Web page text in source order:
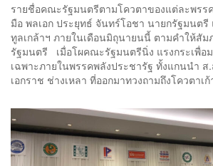
รายชื่อคณะรัฐมนตรีตามโควตาของแต่ละพรรค
มือ พลเอก ประยุทธ์ จันทร์โอชา นายกรัฐมนต
ทูลเกล้าฯ ภายในเดือนมิถุนายนนี้ ตามคำให้สั
รัฐมนตรี เมื่อโผคณะรัฐมนตรีนิ่ง แรงกระเพื่อ
เฉพาะภายในพรรคพลังประชารัฐ ทั้งแกนนำ ส
เอกราช ช่างเหลา ที่ออกมาทวงถามถึงโควตาเก้